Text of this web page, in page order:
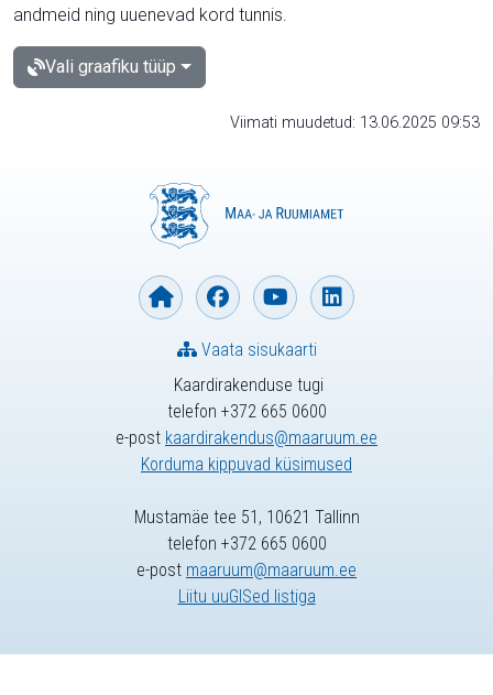
andmeid ning uuenevad kord tunnis.
Vali graafiku tüüp
Viimati muudetud: 13.06.2025 09:53
Kaardirakenduse tugi
telefon +372 665 0600
e-post kaardirakendus@maaruum.ee
Korduma kippuvad küsimused
Vaata sisukaarti
Mustamäe tee 51, 10621 Tallinn
telefon +372 665 0600
e-post maaruum@maaruum.ee
Liitu uuGISed listiga